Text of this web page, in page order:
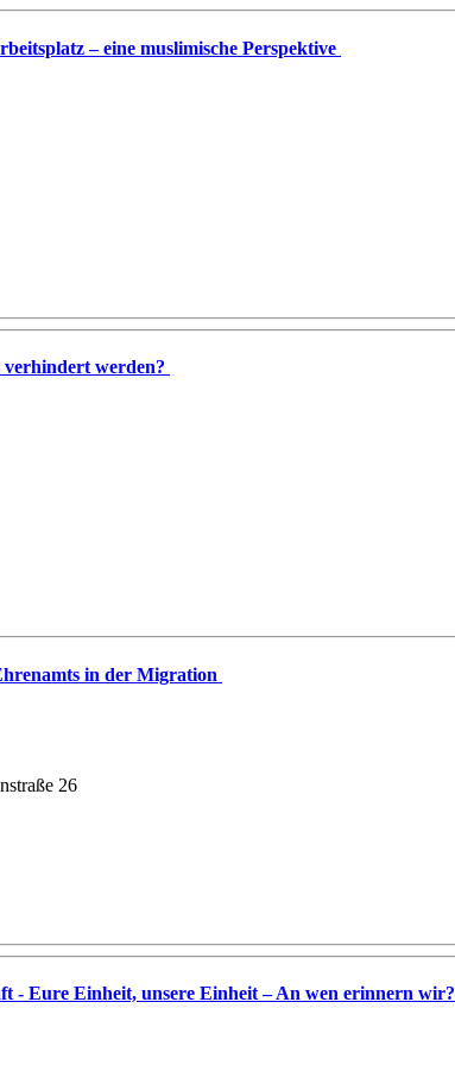
– eine muslimische Perspektive
verhindert werden?
in der Migration
26
- Eure Einheit, unsere Einheit – An wen erinnern wir?